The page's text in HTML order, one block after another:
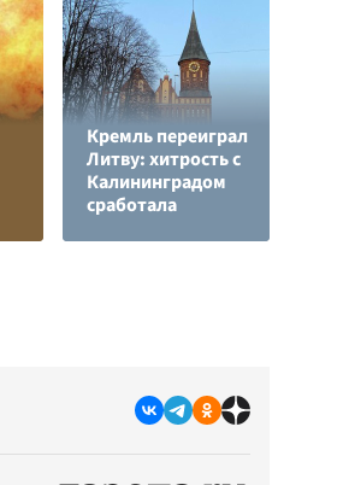
Кремль переиграл
Литву: хитрость с
Калининградом
сработала